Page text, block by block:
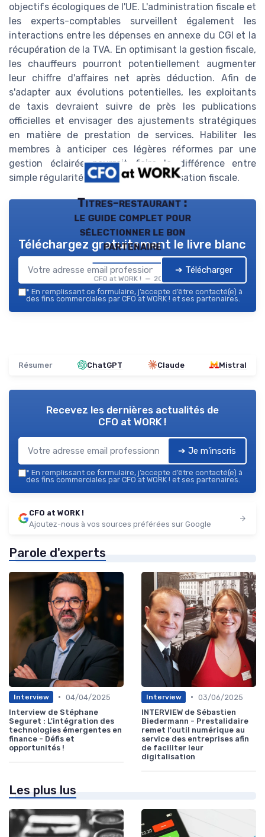
objectifs écologiques de l'UE. L'administration fiscale et
les experts-comptables surveillent également les
interactions entre les dépenses en annexe du CGI et la
récupération de la TVA. En optimisant la gestion fiscale,
les chauffeurs pourront potentiellement augmenter
leur chiffre d'affaires net après déduction. Afin de
s'adapter aux évolutions potentielles, les exploitants
de taxis devraient suivre de près les publications
officielles et envisager des ajustements stratégiques
en matière de prestation de services. Habiliter les
membres à anticiper ces légères réformes par une
gestion éclairée pourrait faire la différence entre
simple régularité légale et vraie optimisation fiscale.
Titres-restaurant :
le guide complet pour
sélectionner le bon
partenaire
CFO at WORK ! — 2026
Téléchargez gratuitement le livre blanc
➔ Télécharger
* En remplissant ce formulaire, j’accepte d’être contacté(e) à
des fins commerciales par CFO at WORK ! et ses partenaires.
Résumer ChatGPT Claude Mistral
Recevez les dernières actualités de
CFO at WORK !
➔ Je m'inscris
* En remplissant ce formulaire, j’accepte d’être contacté(e) à
des fins commerciales par CFO at WORK ! et ses partenaires.
CFO at WORK !
Ajoutez-nous à vos sources préférées sur Google
Parole d'experts
Interview • 04/04/2025
Interview de Stéphane
Seguret : L'intégration des
technologies émergentes en
finance - Défis et
opportunités !
Interview • 03/06/2025
INTERVIEW de Sébastien
Biedermann - Prestalidaire
remet l'outil numérique au
service des entreprises afin
de faciliter leur
digitalisation
Les plus lus